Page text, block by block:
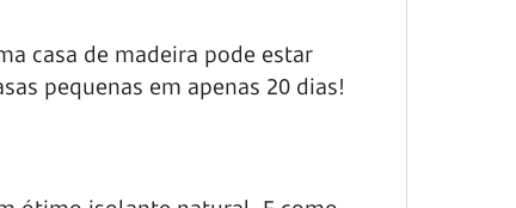
casa de madeira pode estar
pequenas em apenas 20 dias!